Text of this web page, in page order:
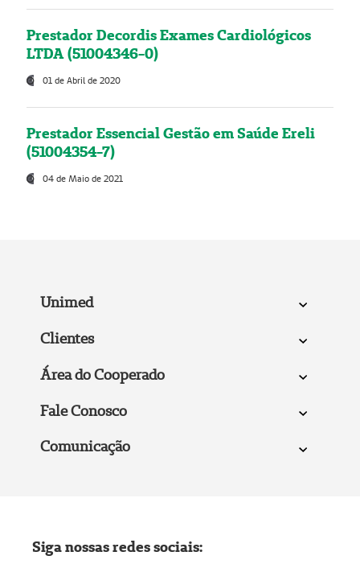
Prestador Decordis Exames Cardiológicos
LTDA (51004346-0)
01 de Abril de 2020
Prestador Essencial Gestão em Saúde Ereli
(51004354-7)
04 de Maio de 2021
Unimed
Clientes
Área do Cooperado
Fale Conosco
Comunicação
Siga nossas redes sociais: